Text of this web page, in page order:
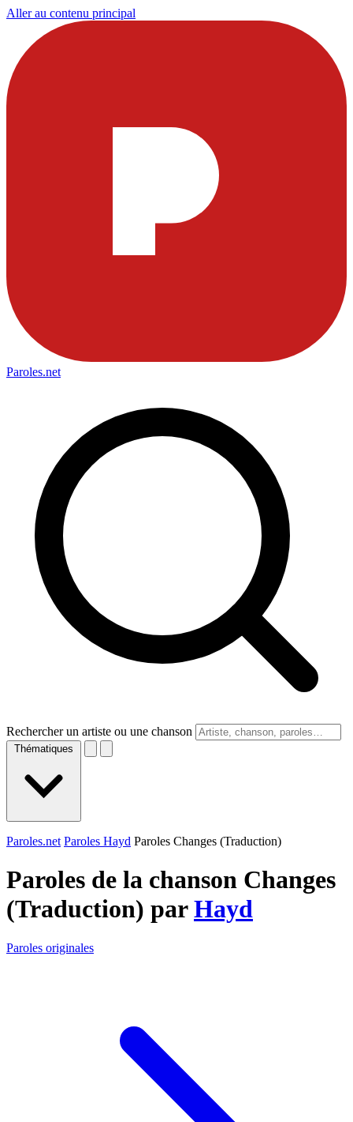
Aller au contenu principal
Paroles.net
Rechercher un artiste ou une chanson
Thématiques
Paroles.net Paroles Hayd Paroles Changes (Traduction)
Paroles de la chanson Changes
(Traduction) parHayd
Paroles originales